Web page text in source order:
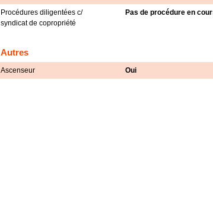
Procédures diligentées c/
syndicat de copropriété
Pas de procédure en
Autres
Ascenseur Oui